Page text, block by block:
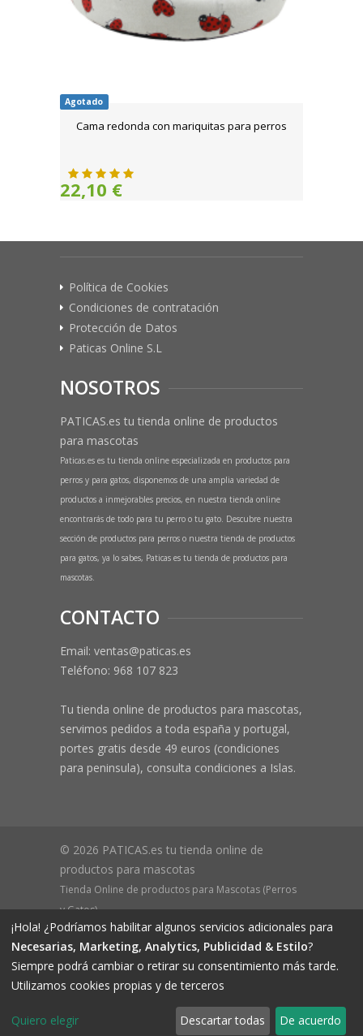
Agotado
Cama redonda con mariquitas para perros
22,10 €
Política de Cookies
Condiciones de contratación
Protección de Datos
Paticas Online S.L
NOSOTROS
PATICAS.es tu tienda online de productos
para mascotas
Paticas.es es tu tienda online especializada en productos para
perros y para gatos, disponemos de una amplia variedad de
productos a inmejorables precios, en nuestra tienda online
encontrarás de todo para tu perro o tu gato. Descubre nuestra
sección de productos para perros o nuestra tienda de productos
para gatos, ya lo sabes, Paticas es tu tienda de productos para
mascotas.
CONTACTO
Email: ventas@paticas.es
Teléfono: 968 107 823
Tu tienda online de productos para mascotas,
servimos pedidos a toda españa y portugal,
portes gratis desde 49 euros (condiciones
para peninsula), consulta condiciones a Islas.
© 2026 PATICAS.es tu tienda online de
productos para mascotas
Tienda Online de productos para Mascotas (Perros
y Gatos)
CIF B73648305 Domicilio: Av Monteazahar, 4 1º Izq,
30570, Beniaján (MURCIA) - ESPAÑA Inscrita en el
Registro Mercantil de Murcia Hoja MU-72366, Tomo
2719, Folio 76.
¡Hola! ¿Podríamos habilitar algunos servicios adicionales para
Necesarias, Marketing, Analytics, Publicidad & Estilo?
Siempre podrá cambiar o retirar su consentimiento más tarde.
Utilizamos cookies propias y de terceros
Quiero elegir Descartar todas De acuerdo